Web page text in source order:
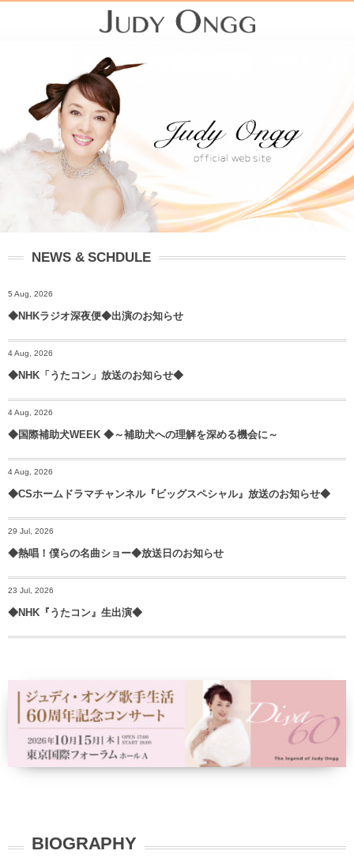
NEWS & SCHDULE
5 Aug, 2026
◆NHKラジオ深夜便◆出演のお知らせ
4 Aug, 2026
◆NHK「うたコン」放送のお知らせ◆
4 Aug, 2026
◆国際補助犬WEEK ◆～補助犬への理解を深める機会に～
4 Aug, 2026
◆CSホームドラマチャンネル『ビッグスペシャル』放送のお知らせ◆
29 Jul, 2026
◆熱唱！僕らの名曲ショー◆放送日のお知らせ
23 Jul, 2026
◆NHK『うたコン』生出演◆
BIOGRAPHY